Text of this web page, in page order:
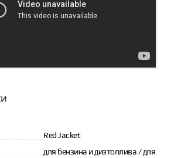
Red Jacket
для бензина и дизтоплива / для